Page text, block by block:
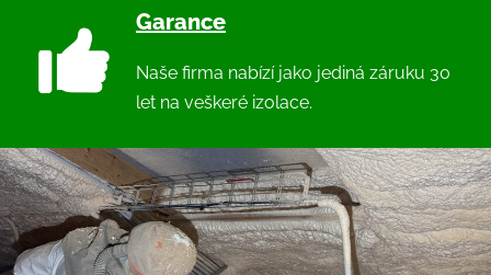
Garance
Naše firma nabízí jako jediná záruku 30
let na veškeré izolace.